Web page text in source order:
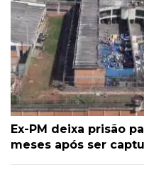
Ex-PM deixa prisão
meses após ser